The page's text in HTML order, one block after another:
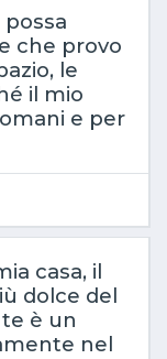
che provo
le
il mio
e per
casa, il
dolce del
è un
nel